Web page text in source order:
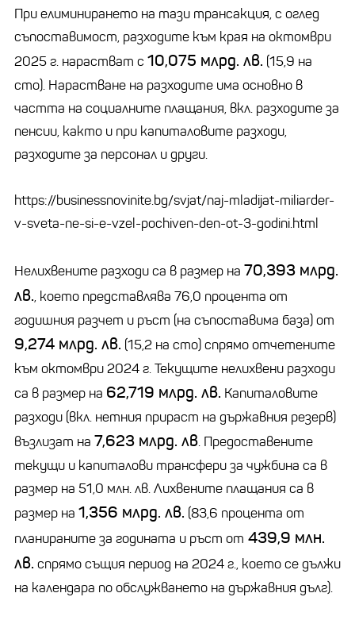
При елиминирането на тази трансакция, с оглед
съпоставимост, разходите към края на октомври
2025 г. нарастват с 10,075 млрд. лв. (15,9 на
сто). Нарастване на разходите има основно в
частта на социалните плащания, вкл. разходите за
пенсии, както и при капиталовите разходи,
разходите за персонал и други.
https://businessnovinite.bg/svjat/naj-mladijat-miliarder-
v-sveta-ne-si-e-vzel-pochiven-den-ot-3-godini.html
Нелихвените разходи са в размер на 70,393 млрд.
лв., което представлява 76,0 процента от
годишния разчет и ръст (на съпоставима база) от
9,274 млрд. лв. (15,2 на сто) спрямо отчетените
към октомври 2024 г. Текущите нелихвени разходи
са в размер на 62,719 млрд. лв. Капиталовите
разходи (вкл. нетния прираст на държавния резерв)
възлизат на 7,623 млрд. лв. Предоставените
текущи и капиталови трансфери за чужбина са в
размер на 51,0 млн. лв. Лихвените плащания са в
размер на 1,356 млрд. лв. (83,6 процента от
планираните за годината и ръст от 439,9 млн.
лв. спрямо същия период на 2024 г., което се дължи
на календара по обслужването на държавния дълг).